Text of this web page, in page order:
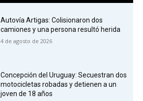
Autovía Artigas: Colisionaron dos
camiones y una persona resultó herida
4 de agosto de 2026
Concepción del Uruguay: Secuestran dos
motocicletas robadas y detienen a un
joven de 18 años